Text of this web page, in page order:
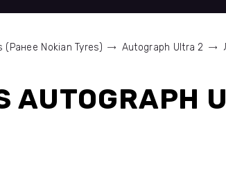
(Ранее Nokian Tyres) Autograph Ultra 2